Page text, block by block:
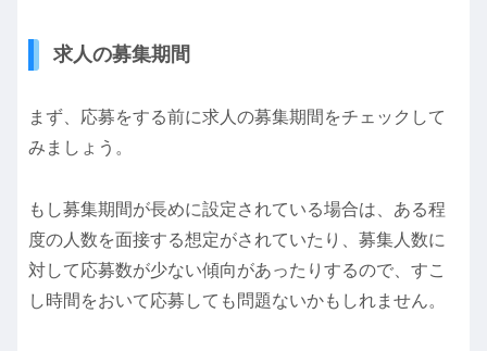
求人の募集期間
まず、応募をする前に求人の募集期間をチェックして
みましょう。
もし募集期間が長めに設定されている場合は、ある程
度の人数を面接する想定がされていたり、募集人数に
対して応募数が少ない傾向があったりするので、すこ
し時間をおいて応募しても問題ないかもしれません。